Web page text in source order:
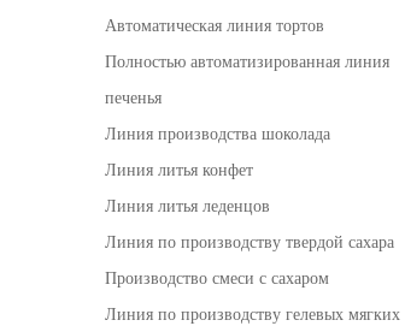
Автоматическая линия тортов
Полностью автоматизированная линия
печенья
Линия производства шоколада
Линия литья конфет
Линия литья леденцов
Линия по производству твердой сахара
Производство смеси с сахаром
Линия по производству гелевых мягких